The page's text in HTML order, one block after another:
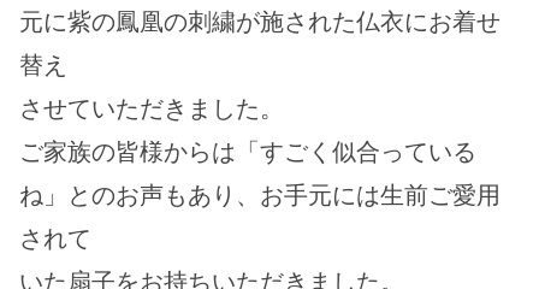
元に紫の鳳凰の刺繍が施された仏衣にお着せ
替え
させていただきました。
ご家族の皆様からは「すごく似合っている
ね」とのお声もあり、お手元には生前ご愛用
されて
いた扇子をお持ちいただきました。